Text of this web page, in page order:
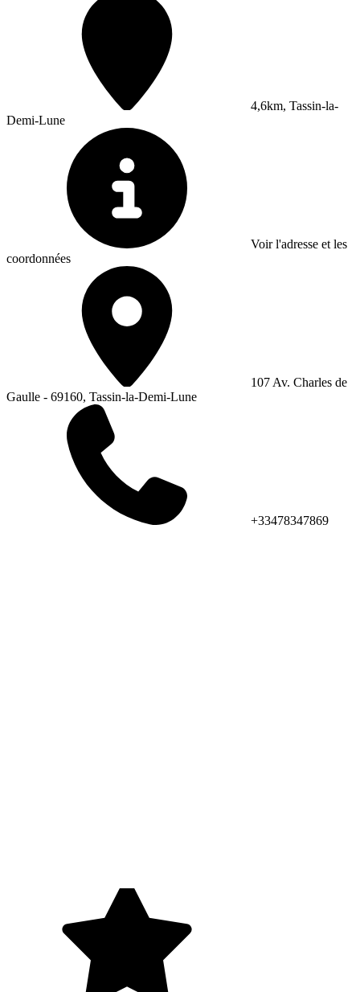
4,6km, Tassin-la-
Demi-Lune
Voir l'adresse et les
coordonnées
107 Av. Charles de
Gaulle - 69160, Tassin-la-Demi-Lune
+33478347869